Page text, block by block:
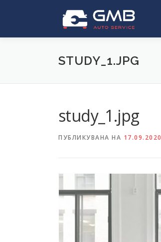
STUDY_1.JPG
study_1.jpg
ПУБЛИКУВАНА НА 17.09.2020